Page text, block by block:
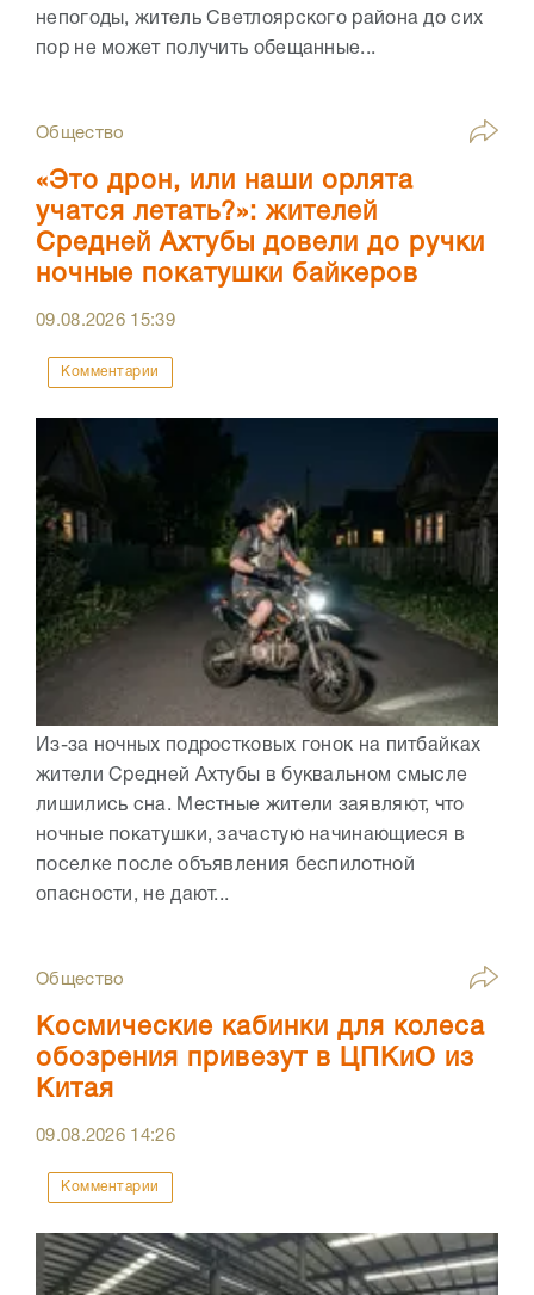
непогоды, житель Светлоярского района до сих
пор не может получить обещанные...
Общество
«Это дрон, или наши орлята
учатся летать?»: жителей
Средней Ахтубы довели до ручки
ночные покатушки байкеров
09.08.2026 15:39
Комментарии
Из-за ночных подростковых гонок на питбайках
жители Средней Ахтубы в буквальном смысле
лишились сна. Местные жители заявляют, что
ночные покатушки, зачастую начинающиеся в
поселке после объявления беспилотной
опасности, не дают...
Общество
Космические кабинки для колеса
обозрения привезут в ЦПКиО из
Китая
09.08.2026 14:26
Комментарии